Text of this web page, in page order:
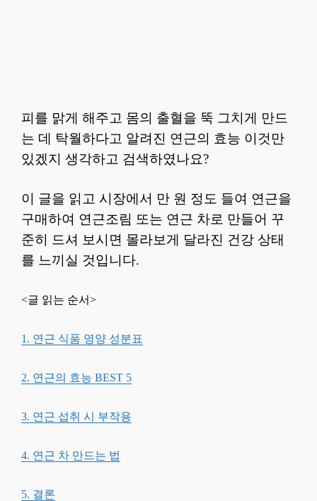
피를 맑게 해주고 몸의 출혈을 뚝 그치게 만드
는 데 탁월하다고 알려진 연근의 효능 이것만
있겠지 생각하고 검색하였나요?
이 글을 읽고 시장에서 만 원 정도 들여 연근을
구매하여 연근조림 또는 연근 차로 만들어 꾸
준히 드셔 보시면 몰라보게 달라진 건강 상태
를 느끼실 것입니다.
<글 읽는 순서>
1. 연근 식품 영양 성분표
2. 연근의 효능 BEST 5
3. 연근 섭취 시 부작용
4. 연근 차 만드는 법
5. 결론